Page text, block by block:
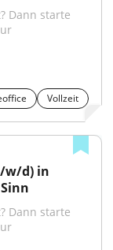
Dann starte
Vollzeit
w/d) in
Dann starte